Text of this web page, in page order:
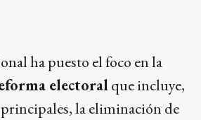
ha puesto el foco en la
electoralque incluye,
la eliminación de